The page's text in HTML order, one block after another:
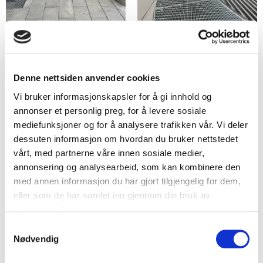
Denne nettsiden anvender cookies
Vi bruker informasjonskapsler for å gi innhold og
annonser et personlig preg, for å levere sosiale
mediefunksjoner og for å analysere trafikken vår. Vi deler
dessuten informasjon om hvordan du bruker nettstedet
vårt, med partnerne våre innen sosiale medier,
annonsering og analysearbeid, som kan kombinere den
med annen informasjon du har gjort tilgjengelig for dem,
eller som de har samlet inn gjennom din bruk av
Nødvendig